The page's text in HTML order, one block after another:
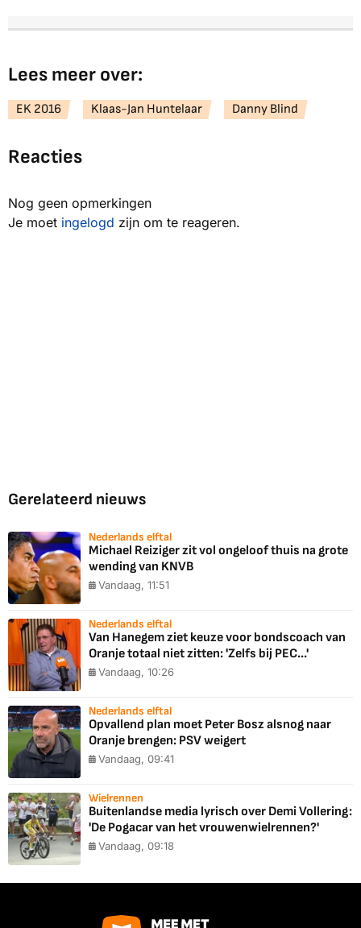
Lees meer over:
EK 2016 Klaas-Jan Huntelaar Danny Blind
Reacties
Nog geen opmerkingen
Je moet ingelogd zijn om te reageren.
Gerelateerd nieuws
Nederlands elftal
Michael Reiziger zit vol ongeloof thuis na grote
wending van KNVB
Vandaag, 11:51
Nederlands elftal
Van Hanegem ziet keuze voor bondscoach van
Oranje totaal niet zitten: 'Zelfs bij PEC...'
Vandaag, 10:26
Nederlands elftal
Opvallend plan moet Peter Bosz alsnog naar
Oranje brengen: PSV weigert
Vandaag, 09:41
Wielrennen
Buitenlandse media lyrisch over Demi Vollering:
'De Pogacar van het vrouwenwielrennen?'
Vandaag, 09:18